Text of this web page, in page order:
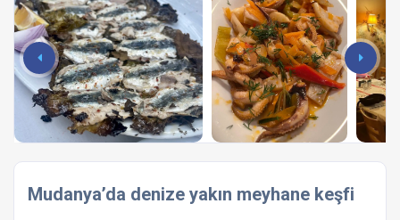
Mudanya’da denize yakın meyhane keşfi